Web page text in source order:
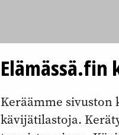
Keräämme sivuston
kävijätilastoja.